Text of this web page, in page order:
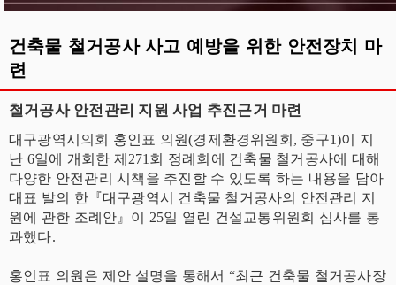
건축물 철거공사 사고 예방을 위한 안전장치 마
련
철거공사 안전관리 지원 사업 추진근거 마련
대구광역시의회 홍인표 의원(경제환경위원회, 중구1)이 지
난 6일에 개회한 제271회 정례회에 건축물 철거공사에 대해
다양한 안전관리 시책을 추진할 수 있도록 하는 내용을 담아
대표 발의 한『대구광역시 건축물 철거공사의 안전관리 지
원에 관한 조례안』이 25일 열린 건설교통위원회 심사를 통
과했다.
홍인표 의원은 제안 설명을 통해서 “최근 건축물 철거공사장